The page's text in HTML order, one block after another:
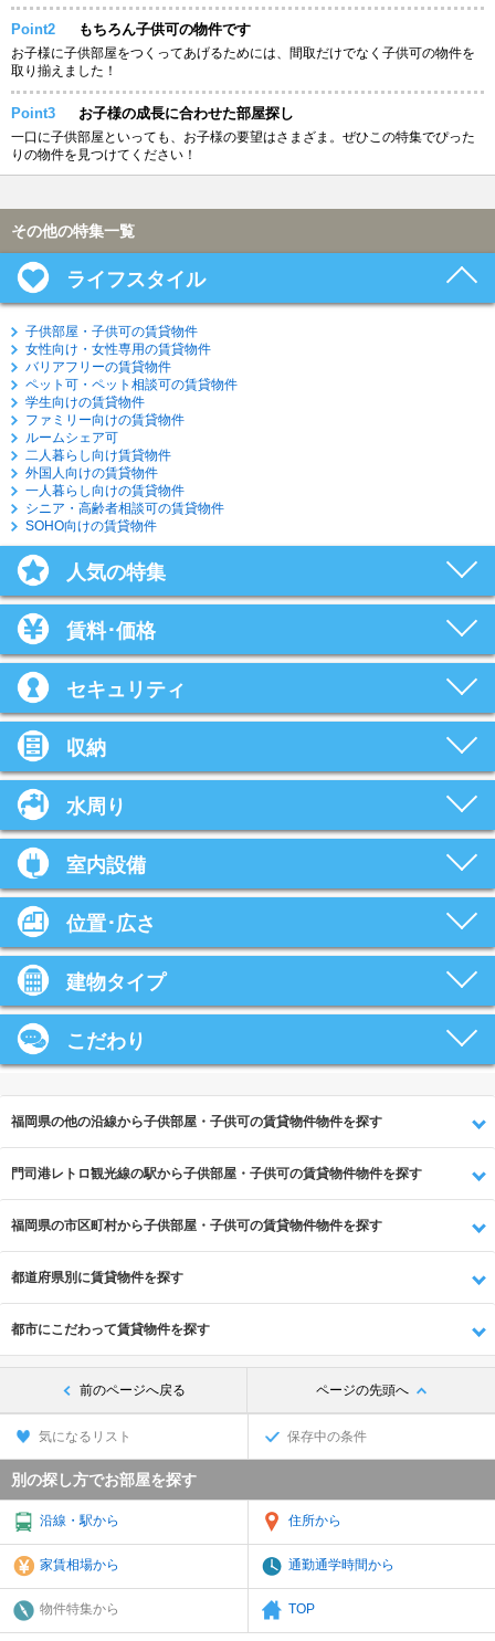
Point2 もちろん子供可の物件です
お子様に子供部屋をつくってあげるためには、間取だけでなく子供可の物件を
取り揃えました！
Point3 お子様の成長に合わせた部屋探し
一口に子供部屋といっても、お子様の要望はさまざま。ぜひこの特集でぴった
りの物件を見つけてください！
その他の特集一覧
ライフスタイル
子供部屋・子供可の賃貸物件
女性向け・女性専用の賃貸物件
バリアフリーの賃貸物件
ペット可・ペット相談可の賃貸物件
学生向けの賃貸物件
ファミリー向けの賃貸物件
ルームシェア可
二人暮らし向け賃貸物件
外国人向けの賃貸物件
一人暮らし向けの賃貸物件
シニア・高齢者相談可の賃貸物件
SOHO向けの賃貸物件
人気の特集
賃料･価格
セキュリティ
収納
水周り
室内設備
位置･広さ
建物タイプ
こだわり
福岡県の他の沿線から子供部屋・子供可の賃貸物件物件を探す
門司港レトロ観光線の駅から子供部屋・子供可の賃貸物件物件を探す
福岡県の市区町村から子供部屋・子供可の賃貸物件物件を探す
都道府県別に賃貸物件を探す
都市にこだわって賃貸物件を探す
前のページへ戻る ページの先頭へ
気になるリスト 保存中の条件
別の探し方でお部屋を探す
沿線・駅から 住所から
家賃相場から 通勤通学時間から
物件特集から TOP